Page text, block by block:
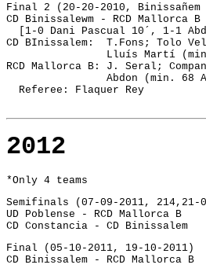
Final 2 (20-20-2010, Binissañem
[1-0 Dani Pascual 10´, 1-1
CD BInissalem:  T.Fons; Tolo
Lluís Martí
RCD Mallorca B: J. Seral;
Abdon (min. 68
2012
*Only 4 teams
Semifinals (07-09-2011, 214,21-
Final (05-10-2011, 19-10-2011)